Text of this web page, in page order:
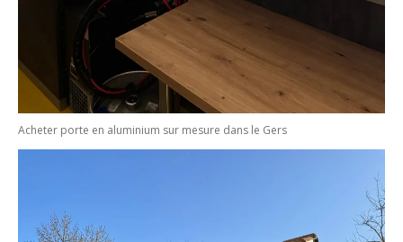
Acheter porte en aluminium sur mesure dans le Gers